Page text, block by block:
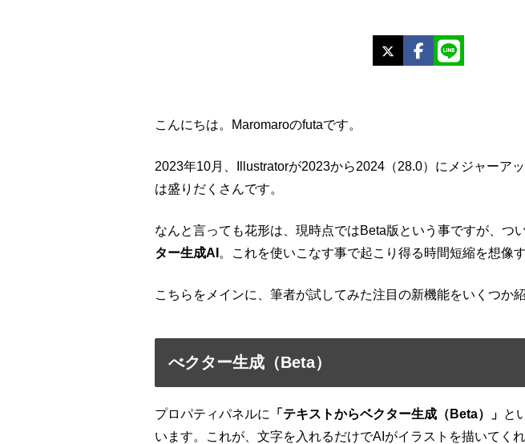
Facebook
こんにちは。Maromaroのfutaです。
2023年10月、 Illustratorが2023から2024（28.0） にメジャーア
は盛りだくさんです。
なんと言っても花形は、現時点ではBeta版 という事ですが、つ
ター生成AI 。これを使いこなす事で起こり得る時間短縮を想像
こちらをメインに、筆者が試してみた注目の新機能をいくつか
べクター生成（Beta）
プロパティパネルに 「テキストからベクター生成（Beta）」 と
います。これが、文字を入れるだけでAIがイラストを描いてくれ